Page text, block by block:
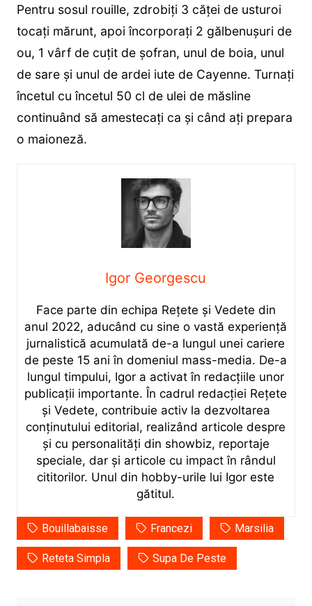
Pentru sosul rouille, zdrobiţi 3 căţei de usturoi
tocaţi mărunt, apoi încorporaţi 2 gălbenuşuri de
ou, 1 vârf de cuțit de şofran, unul de boia, unul
de sare şi unul de ardei iute de Cayenne. Turnaţi
încetul cu încetul 50 cl de ulei de măsline
continuând să amestecaţi ca şi când aţi prepara
o maioneză.
Igor Georgescu
Face parte din echipa Rețete și Vedete din
anul 2022, aducând cu sine o vastă experiență
jurnalistică acumulată de-a lungul unei cariere
de peste 15 ani în domeniul mass-media. De-a
lungul timpului, Igor a activat în redacțiile unor
publicații importante. În cadrul redacției Rețete
și Vedete, contribuie activ la dezvoltarea
conținutului editorial, realizând articole despre
și cu personalități din showbiz, reportaje
speciale, dar și articole cu impact în rândul
cititorilor. Unul din hobby-urile lui Igor este
gătitul.
Bouillabaisse Francezi Marsilia
Reteta Simpla Supa De Peste